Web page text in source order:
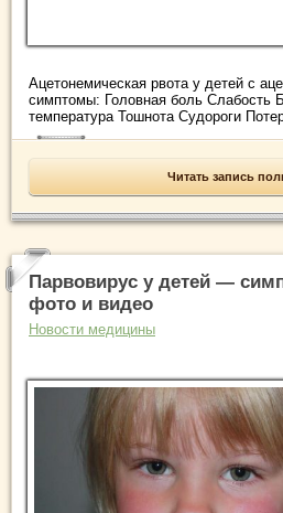
Ацетонемическая рвота у детей с
симптомы: Головная боль Слабость
температура Тошнота Судороги
Читать запись
Парвовирус у детей —
фото и видео
Новости медицины